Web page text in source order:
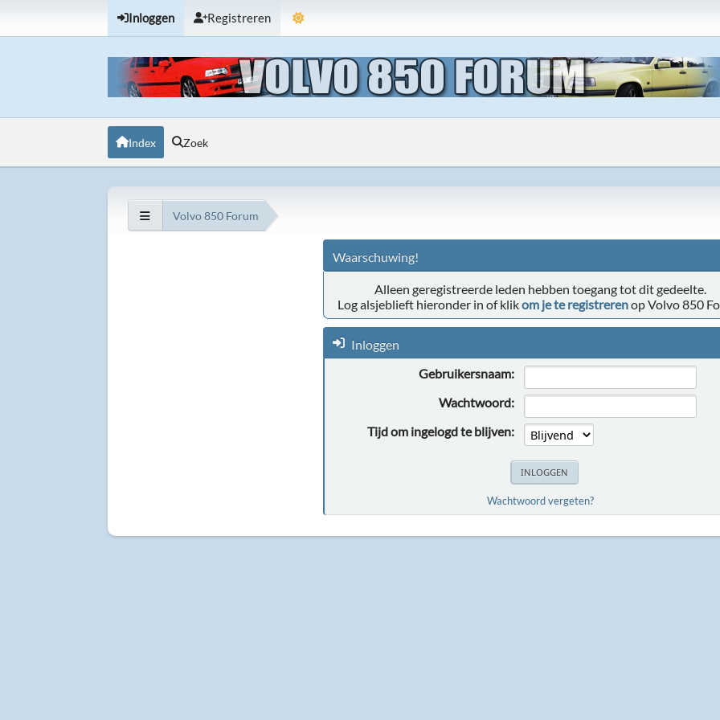
Inloggen Registreren
Index Zoek
Volvo 850 Forum
Waarschuwing!
Alleen geregistreerde leden hebben toegang tot dit gedeelte.
Log alsjeblieft hieronder in of klikom je te registrerenop Volvo 850
Inloggen
Gebruikersnaam:
Wachtwoord:
Tijd om ingelogd te blijven:
Wachtwoord vergeten?